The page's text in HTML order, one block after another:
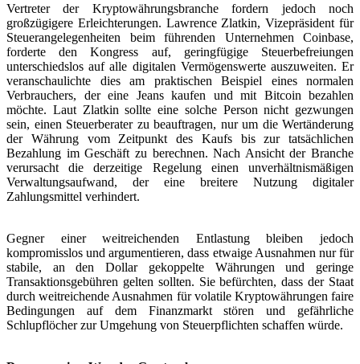
Vertreter der Kryptowährungsbranche fordern jedoch noch
großzügigere Erleichterungen. Lawrence Zlatkin, Vizepräsident für
Steuerangelegenheiten beim führenden Unternehmen Coinbase,
forderte den Kongress auf, geringfügige Steuerbefreiungen
unterschiedslos auf alle digitalen Vermögenswerte auszuweiten. Er
veranschaulichte dies am praktischen Beispiel eines normalen
Verbrauchers, der eine Jeans kaufen und mit Bitcoin bezahlen
möchte. Laut Zlatkin sollte eine solche Person nicht gezwungen
sein, einen Steuerberater zu beauftragen, nur um die Wertänderung
der Währung vom Zeitpunkt des Kaufs bis zur tatsächlichen
Bezahlung im Geschäft zu berechnen. Nach Ansicht der Branche
verursacht die derzeitige Regelung einen unverhältnismäßigen
Verwaltungsaufwand, der eine breitere Nutzung digitaler
Zahlungsmittel verhindert.
Gegner einer weitreichenden Entlastung bleiben jedoch
kompromisslos und argumentieren, dass etwaige Ausnahmen nur für
stabile, an den Dollar gekoppelte Währungen und geringe
Transaktionsgebühren gelten sollten. Sie befürchten, dass der Staat
durch weitreichende Ausnahmen für volatile Kryptowährungen faire
Bedingungen auf dem Finanzmarkt stören und gefährliche
Schlupflöcher zur Umgehung von Steuerpflichten schaffen würde.